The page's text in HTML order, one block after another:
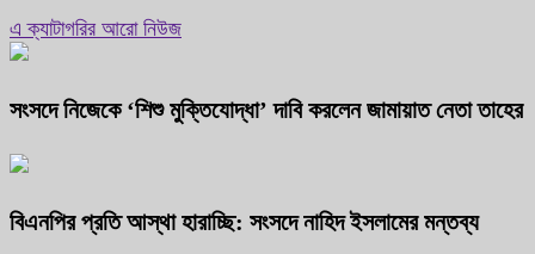
এ ক্যাটাগরির আরো নিউজ
সংসদে নিজেকে ‘শিশু মুক্তিযোদ্ধা’ দাবি করলেন জামায়াত নেতা তাহের
বিএনপির প্রতি আস্থা হারাচ্ছি: সংসদে নাহিদ ইসলামের মন্তব্য